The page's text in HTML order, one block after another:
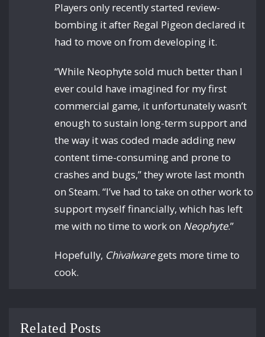
Players only recently started review-
bombing it after Regal Pigeon declared it
had to move on from developing it.
“While Neophyte sold much better than I
ever could have imagined for my first
commercial game, it unfortunately wasn’t
enough to sustain long-term support and
the way it was coded made adding new
content time-consuming and prone to
crashes and bugs,” they wrote last month
on Steam. “I’ve had to take on other work to
support myself financially, which has left
me with no time to work on Neophyte.”
Hopefully, Chivalwaregets more time to
cook.
Related Posts